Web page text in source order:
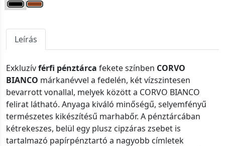
Leírás
Exkluzívférfi pénztárca fekete színben CORVO
BIANCO márkanévvel a fedelén, két vízszintesen
bevarrott vonallal, melyek között a CORVO BIANCO
felirat látható. Anyaga kiváló minőségű, selyemfényű
természetes kikészítésű marhabőr. A pénztárcában
kétrekeszes, belül egy plusz cipzáras zsebet is
tartalmazó papírpénztartó a nagyobb címletek